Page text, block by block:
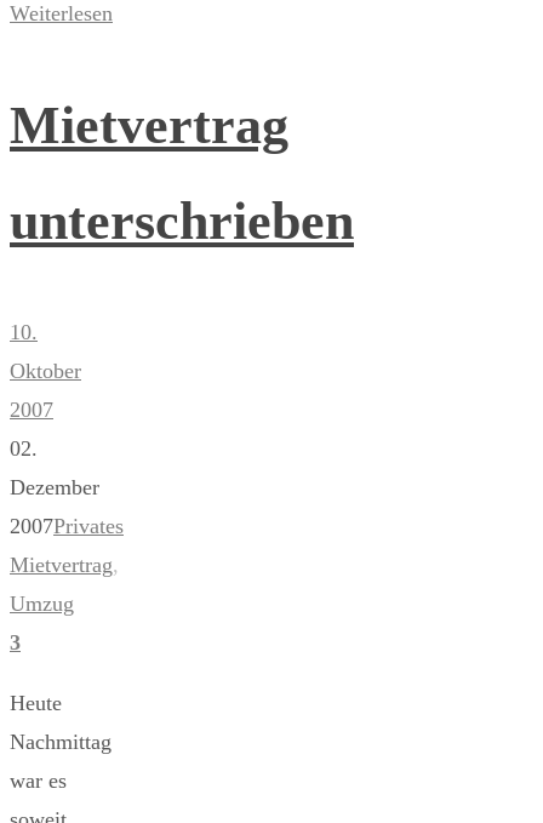
Weiterlesen
Mietvertrag
unterschrieben
10.
Oktober
2007
02.
Dezember
2007Privates
Mietvertrag,
Umzug
3
Heute
Nachmittag
war es